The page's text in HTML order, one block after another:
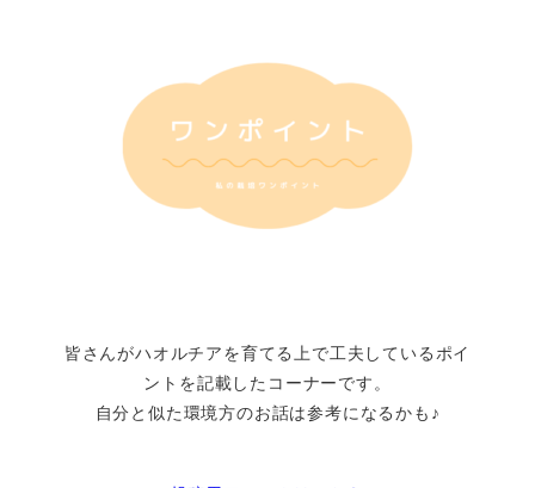
皆さんがハオルチアを育てる上で工夫しているポイ
ントを記載したコーナーです。
自分と似た環境方のお話は参考になるかも♪